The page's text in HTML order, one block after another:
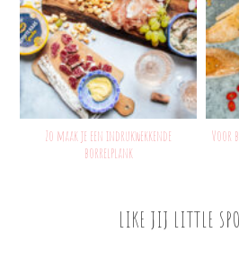
Zo maak je een indrukwekkende
borrelplank
Voor
LIKE JIJ LITTLE